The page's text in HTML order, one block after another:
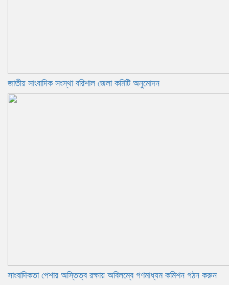
জাতীয় সাংবাদিক সংস্থা বরিশাল জেলা কমিটি অনুমোদন
সাংবাদিকতা পেশার অস্তিত্ব রক্ষায় অবিলম্বে গণমাধ্যম কমিশন গঠন করুন